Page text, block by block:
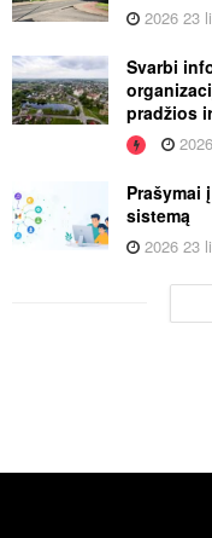
2026 23
Svarbi
pradžios
Prašymai
sistemą
2026 23